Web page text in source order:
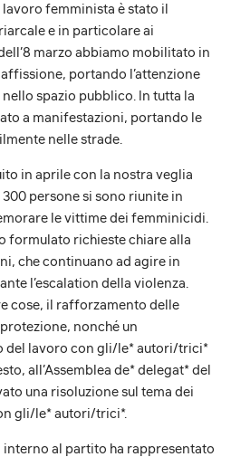
femminista è stato il
e in particolare ai
marzo abbiamo mobilitato in
portando l’attenzione
spazio pubblico. In tutta la
a manifestazioni, portando le
nelle strade.
in aprile con la nostra veglia
persone si sono riunite in
le vittime dei femminicidi.
formulato richieste chiare alla
che continuano ad agire in
l’escalation della violenza.
cose, il rafforzamento delle
nonché un
del lavoro con gli/le* autori/trici*
all’Assemblea de* delegat* del
una risoluzione sul tema dei
gli/le* autori/trici*.
al partito ha rappresentato